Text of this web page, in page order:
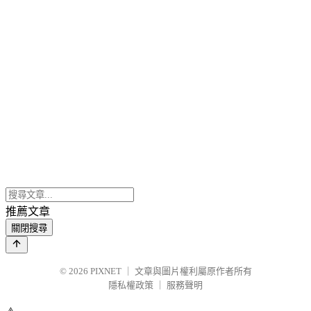
推薦文章
關閉搜尋
© 2026 PIXNET
文章與圖片權利屬原作者所有
隱私權政策
服務聲明